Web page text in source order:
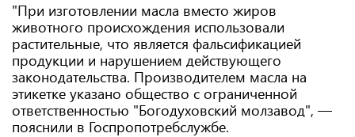
"При изготовлении масла вместо жиров
животного происхождения использовали
растительные, что является фальсификацией
продукции и нарушением действующего
законодательства. Производителем масла на
этикетке указано общество с ограниченной
ответственностью "Богодуховский молзавод", —
пояснили в Госпропотребслужбе.